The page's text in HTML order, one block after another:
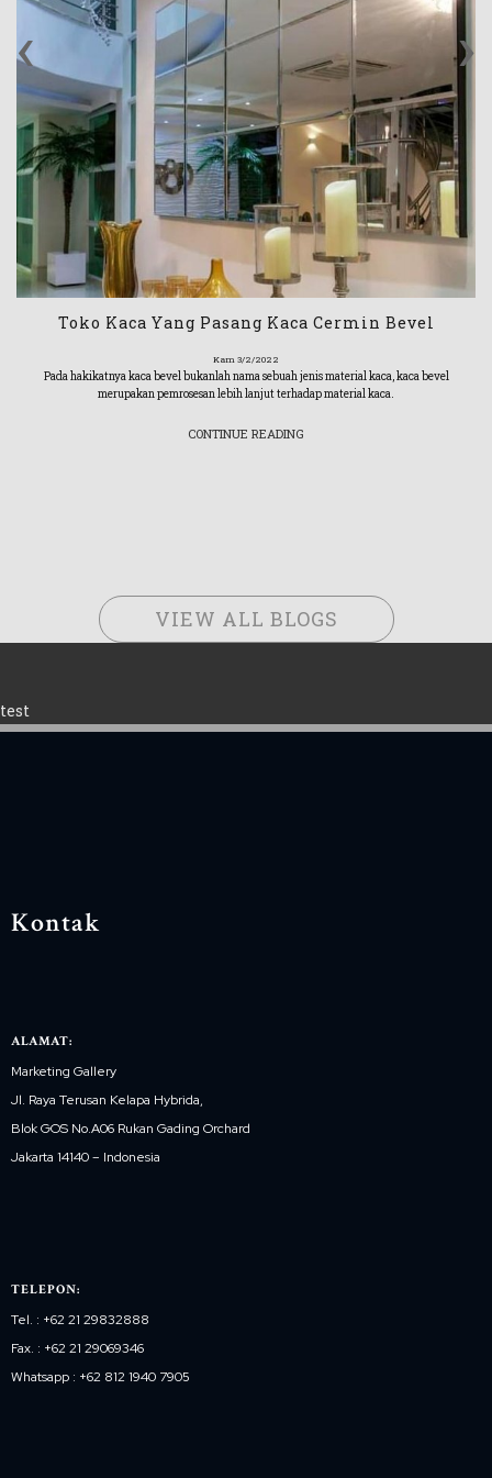
Toko Kaca Yang Pasang Kaca Cermin Bevel
Kam 3/2/2022
Pada hakikatnya kaca bevel bukanlah nama sebuah jenis material kaca, kaca bevel
merupakan pemrosesan lebih lanjut terhadap material kaca.
CONTINUE READING
‹ ›
VIEW ALL BLOGS
test
Kontak
ALAMAT:
Marketing Gallery
Jl. Raya Terusan Kelapa Hybrida,
Blok GOS No.A06 Rukan Gading Orchard
Jakarta 14140 – Indonesia
TELEPON:
Tel. : +62 21 29832888
Fax. : +62 21 29069346
Whatsapp : +62 812 1940 7905